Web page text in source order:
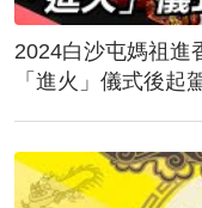
2024白沙屯媽祖進
「進火」儀式後起